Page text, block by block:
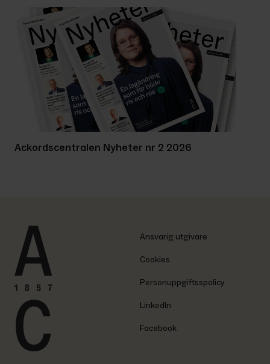
Ackordscentralen Nyheter nr 2 2026
Ansvarig utgivare
Cookies
Personuppgiftsspolicy
LinkedIn
Facebook